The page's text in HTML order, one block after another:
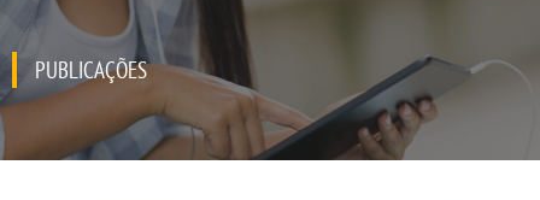
QUEM SOMOS
INFRAESTRUTURA
PUBLICAÇÕES